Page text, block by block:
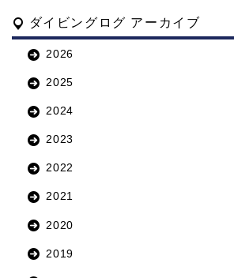
ダイビングログ アーカイブ
2026
2025
2024
2023
2022
2021
2020
2019